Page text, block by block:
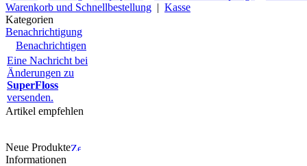
Warenkorb und Schnellbestellung | Kasse
Kategorien
Benachrichtigung
Benachrichtigen
Eine Nachricht bei
Änderungen zu
SuperFloss
versenden.
Artikel empfehlen
Neue Produkte
Informationen